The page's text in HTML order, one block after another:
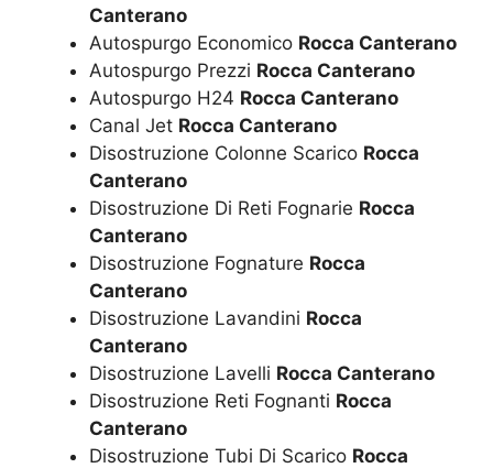
Canterano
Autospurgo Economico Rocca Canterano
Autospurgo Prezzi Rocca Canterano
Autospurgo H24 Rocca Canterano
Canal Jet Rocca Canterano
Disostruzione Colonne Scarico Rocca
Canterano
Disostruzione Di Reti Fognarie Rocca
Canterano
Disostruzione Fognature Rocca
Canterano
Disostruzione Lavandini Rocca
Canterano
Disostruzione Lavelli Rocca Canterano
Disostruzione Reti Fognanti Rocca
Canterano
Disostruzione Tubi Di Scarico Rocca